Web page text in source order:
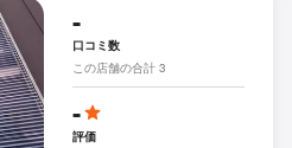
-
口コミ数
この店舗の合計 3
-
評価